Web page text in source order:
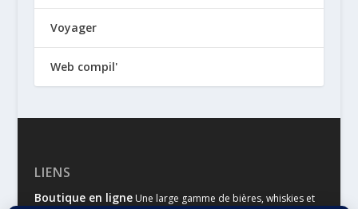
Voyager
Web compil'
LIENS
Boutique en ligneUne large gamme de bières, whiskies et